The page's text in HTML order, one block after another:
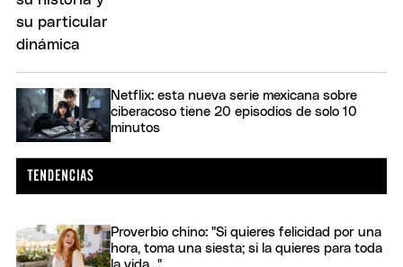
Netflix: esta nueva serie mexicana sobre
ciberacoso tiene 20 episodios de solo 10
minutos
Proverbio chino: "Si quieres felicidad por una
hora, toma una siesta; si la quieres para toda